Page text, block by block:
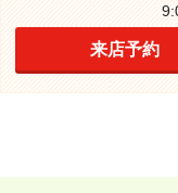
来店予約